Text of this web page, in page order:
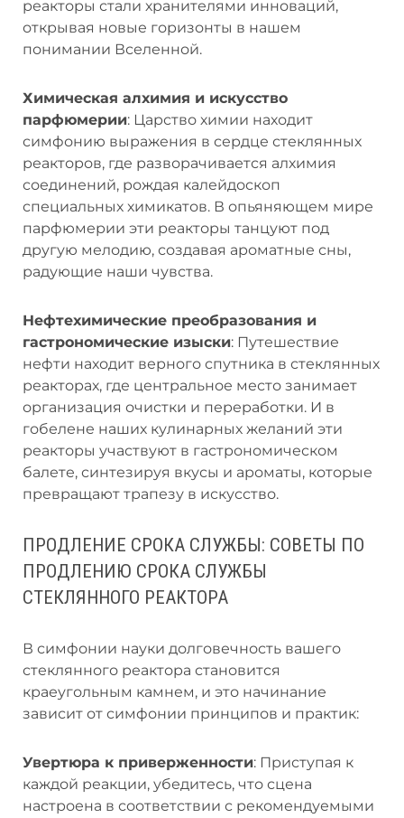
реакторы стали хранителями инноваций,
открывая новые горизонты в нашем
понимании Вселенной.
Химическая алхимия и искусство
парфюмерии: Царство химии находит
симфонию выражения в сердце стеклянных
реакторов, где разворачивается алхимия
соединений, рождая калейдоскоп
специальных химикатов. В опьяняющем мире
парфюмерии эти реакторы танцуют под
другую мелодию, создавая ароматные сны,
радующие наши чувства.
Нефтехимические преобразования и
гастрономические изыски: Путешествие
нефти находит верного спутника в стеклянных
реакторах, где центральное место занимает
организация очистки и переработки. И в
гобелене наших кулинарных желаний эти
реакторы участвуют в гастрономическом
балете, синтезируя вкусы и ароматы, которые
превращают трапезу в искусство.
ПРОДЛЕНИЕ СРОКА СЛУЖБЫ: СОВЕТЫ ПО
ПРОДЛЕНИЮ СРОКА СЛУЖБЫ
СТЕКЛЯННОГО РЕАКТОРА
В симфонии науки долговечность вашего
стеклянного реактора становится
краеугольным камнем, и это начинание
зависит от симфонии принципов и практик:
Увертюра к приверженности: Приступая к
каждой реакции, убедитесь, что сцена
настроена в соответствии с рекомендуемыми